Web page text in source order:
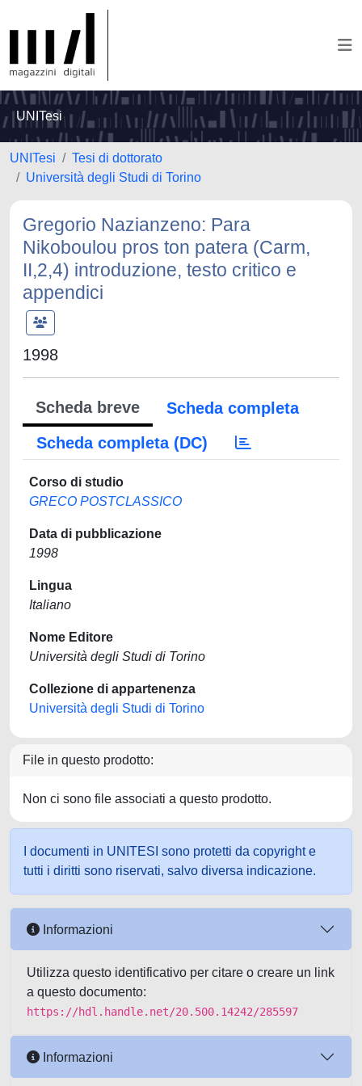
UNITesi
UNITesi
Tesi di dottorato
Università degli Studi di Torino
Gregorio Nazianzeno: Para
Nikoboulou pros ton patera (Carm,
II,2,4) introduzione, testo critico e
appendici
1998
Scheda breve
Scheda completa
Scheda completa (DC)
Corso di studio
GRECO POSTCLASSICO
Data di pubblicazione
1998
Lingua
Italiano
Nome Editore
Università degli Studi di Torino
Collezione di appartenenza
Università degli Studi di Torino
File in questo prodotto:
Non ci sono file associati a questo prodotto.
I documenti in UNITESI sono protetti da copyright e
tutti i diritti sono riservati, salvo diversa indicazione.
Informazioni
Utilizza questo identificativo per citare o creare un link
a questo documento:
https://hdl.handle.net/20.500.14242/285597
Informazioni